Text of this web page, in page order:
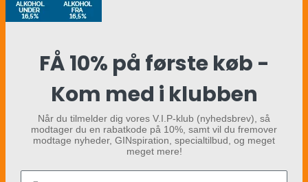
FÅ 10% på første køb -
Kom med i klubben
Når du tilmelder dig vores V.I.P-klub (nyhedsbrev), så
modtager du en rabatkode på 10%, samt vil du fremover
modtage nyheder, GINspiration, specialtilbud, og meget
meget mere!